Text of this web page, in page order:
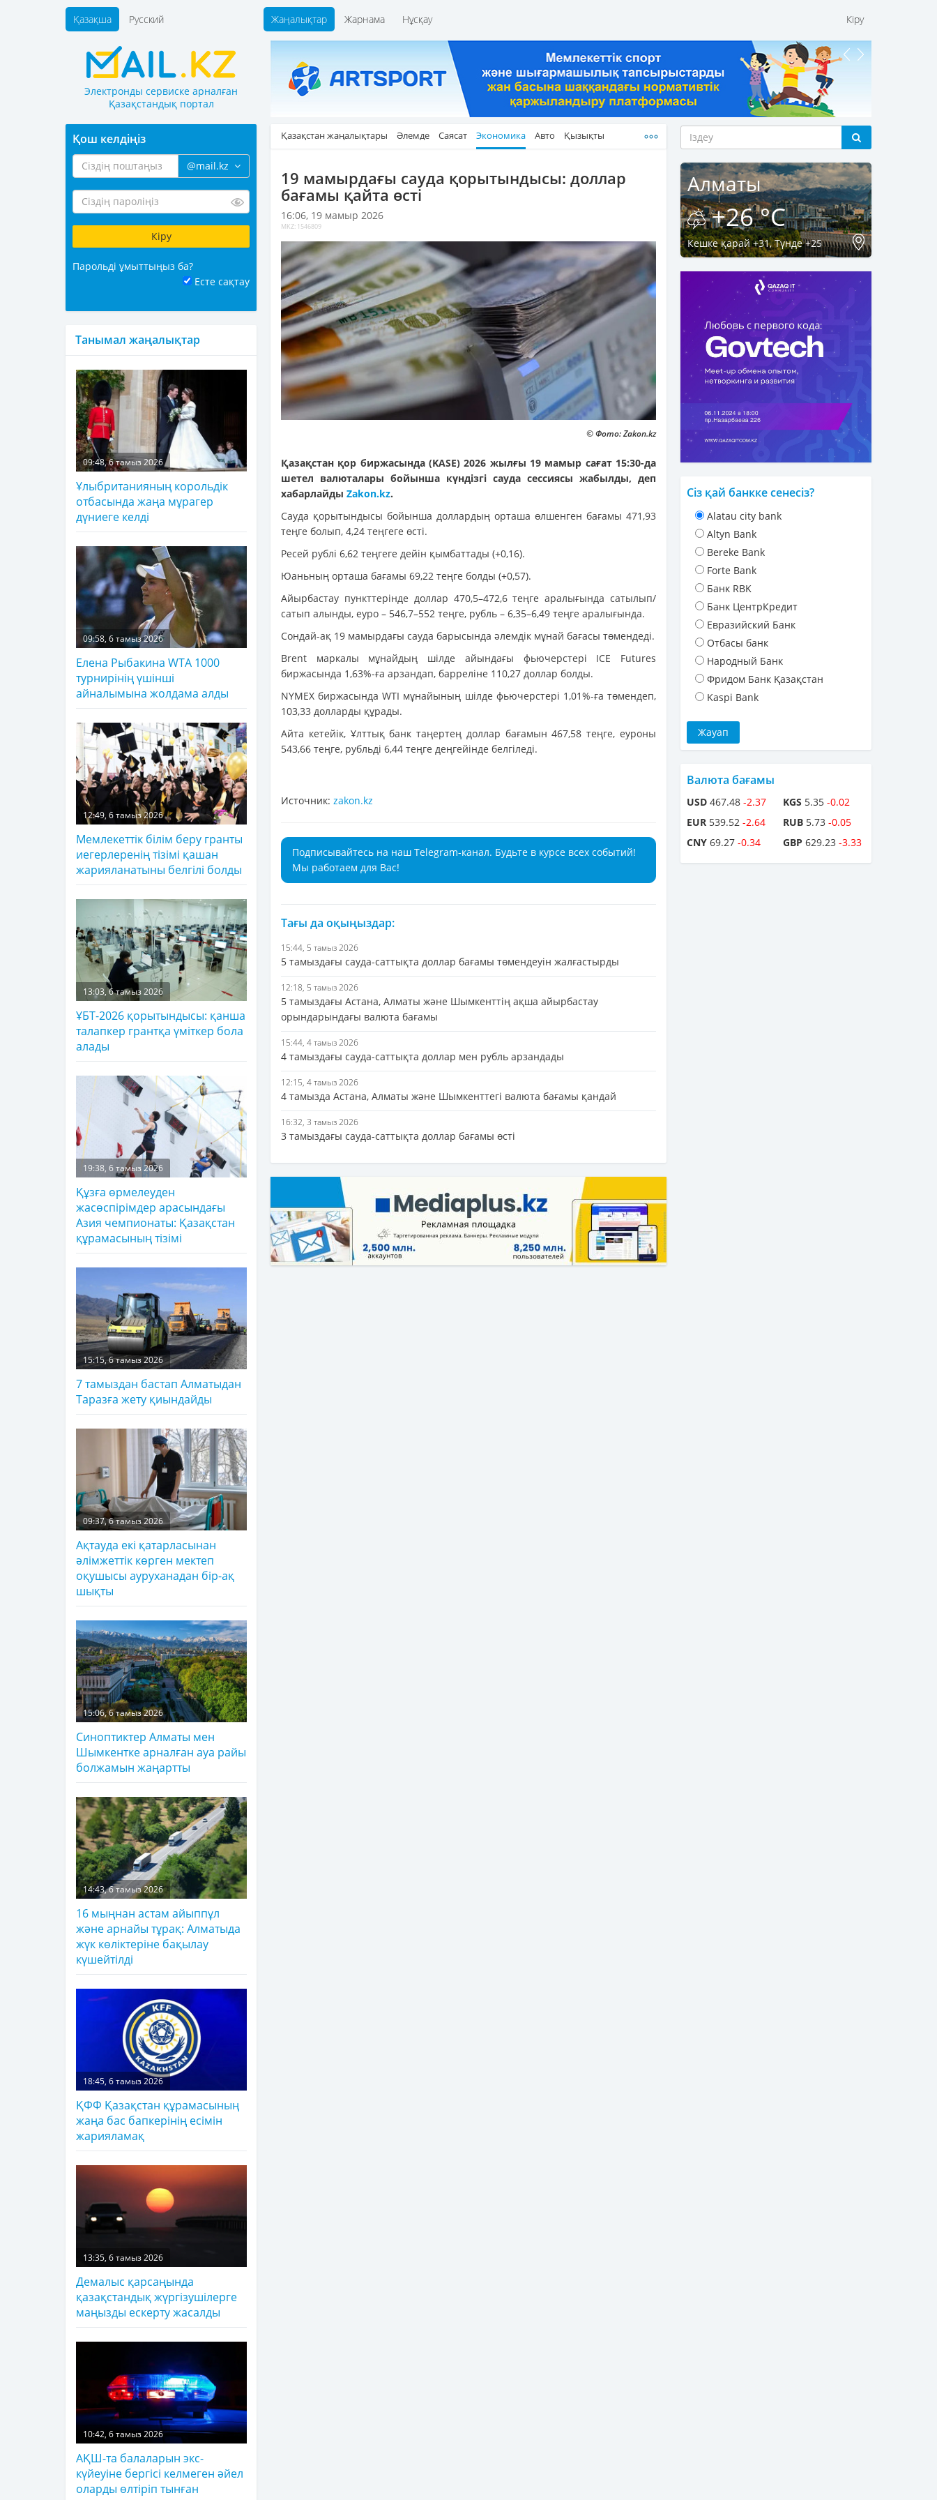
Жаңалықтар Жарнама Нұсқау Кіру
Қазақша Русский
Электронды сервиске арналған
Қазақстандық портал
Қазақстан жаңалықтары Әлемде Саясат Экономика Авто Қызықты
19 мамырдағы сауда қорытындысы: доллар
бағамы қайта өсті
16:06, 19 мамыр 2026
MKZ: 1546809
© Фото: Zakon.kz
Қазақстан қор биржасында (KASE) 2026 жылғы 19 мамыр сағат 15:30-да
шетел валюталары бойынша күндізгі сауда сессиясы жабылды, деп
хабарлайды Zakon.kz.
Сауда қорытындысы бойынша доллардың орташа өлшенген бағамы 471,93
теңге болып, 4,24 теңгеге өсті.
Ресей рублі 6,62 теңгеге дейін қымбаттады (+0,16).
Юаньның орташа бағамы 69,22 теңге болды (+0,57).
Айырбастау пункттерінде доллар 470,5–472,6 теңге аралығында сатылып/
сатып алынды, еуро – 546,7–552 теңге, рубль – 6,35–6,49 теңге аралығында.
Сондай-ақ 19 мамырдағы сауда барысында әлемдік мұнай бағасы төмендеді.
Brent маркалы мұнайдың шілде айындағы фьючерстері ICE Futures
биржасында 1,63%-ға арзандап, барреліне 110,27 доллар болды.
NYMEX биржасында WTI мұнайының шілде фьючерстері 1,01%-ға төмендеп,
103,33 долларды құрады.
Айта кетейік, Ұлттық банк таңертең доллар бағамын 467,58 теңге, еуроны
543,66 теңге, рубльді 6,44 теңге деңгейінде белгіледі.
Источник: zakon.kz
Подписывайтесь на наш Telegram-канал. Будьте в курсе всех событий!
Мы работаем для Вас!
Тағы да оқыңыздар:
15:44, 5 тамыз 2026
5 тамыздағы сауда-саттықта доллар бағамы төмендеуін жалғастырды
12:18, 5 тамыз 2026
5 тамыздағы Астана, Алматы және Шымкенттің ақша айырбастау
орындарындағы валюта бағамы
15:44, 4 тамыз 2026
4 тамыздағы сауда-саттықта доллар мен рубль арзандады
12:15, 4 тамыз 2026
4 тамызда Астана, Алматы және Шымкенттегі валюта бағамы қандай
16:32, 3 тамыз 2026
3 тамыздағы сауда-саттықта доллар бағамы өсті
Қош келдіңіз
@mail.kz
Парольді ұмыттыңыз ба?
Есте сақтау
Танымал жаңалықтар
09:48, 6 тамыз 2026
Ұлыбританияның корольдік
отбасында жаңа мұрагер
дүниеге келді
09:58, 6 тамыз 2026
Елена Рыбакина WTA 1000
турнирінің үшінші
айналымына жолдама алды
12:49, 6 тамыз 2026
Мемлекеттік білім беру гранты
иегерлеренің тізімі қашан
жарияланатыны белгілі болды
13:03, 6 тамыз 2026
ҰБТ-2026 қорытындысы: қанша
талапкер грантқа үміткер бола
алады
19:38, 6 тамыз 2026
Құзға өрмелеуден
жасөспірімдер арасындағы
Азия чемпионаты: Қазақстан
құрамасының тізімі
15:15, 6 тамыз 2026
7 тамыздан бастап Алматыдан
Таразға жету қиындайды
09:37, 6 тамыз 2026
Ақтауда екі қатарласынан
әлімжеттік көрген мектеп
оқушысы ауруханадан бір-ақ
шықты
15:06, 6 тамыз 2026
Синоптиктер Алматы мен
Шымкентке арналған ауа райы
болжамын жаңартты
14:43, 6 тамыз 2026
16 мыңнан астам айыппұл
және арнайы тұрақ: Алматыда
жүк көліктеріне бақылау
күшейтілді
18:45, 6 тамыз 2026
ҚФФ Қазақстан құрамасының
жаңа бас бапкерінің есімін
жарияламақ
13:35, 6 тамыз 2026
Демалыс қарсаңында
қазақстандық жүргізушілерге
маңызды ескерту жасалды
10:42, 6 тамыз 2026
АҚШ-та балаларын экс-
күйеуіне бергісі келмеген әйел
оларды өлтіріп тынған
Алматы
+26 °C
Кешке қарай +31, Түнде +25
Сіз қай банкке сенесіз?
Alatau city bank
Altyn Bank
Bereke Bank
Forte Bank
Банк RBK
Банк ЦентрКредит
Евразийский Банк
Отбасы банк
Народный Банк
Фридом Банк Қазақстан
Kaspi Bank
Валюта бағамы
USD 467.48 -2.37
EUR 539.52 -2.64
CNY 69.27 -0.34
KGS 5.35 -0.02
RUB 5.73 -0.05
GBP 629.23 -3.33